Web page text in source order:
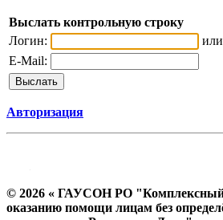
Выслать контрольную строку
Логин:
или
E-Mail:
Авторизация
© 2026 « ГАУСОН РО "Комплексный
оказанию помощи лицам без